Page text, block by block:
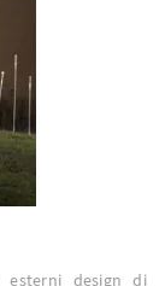
design di